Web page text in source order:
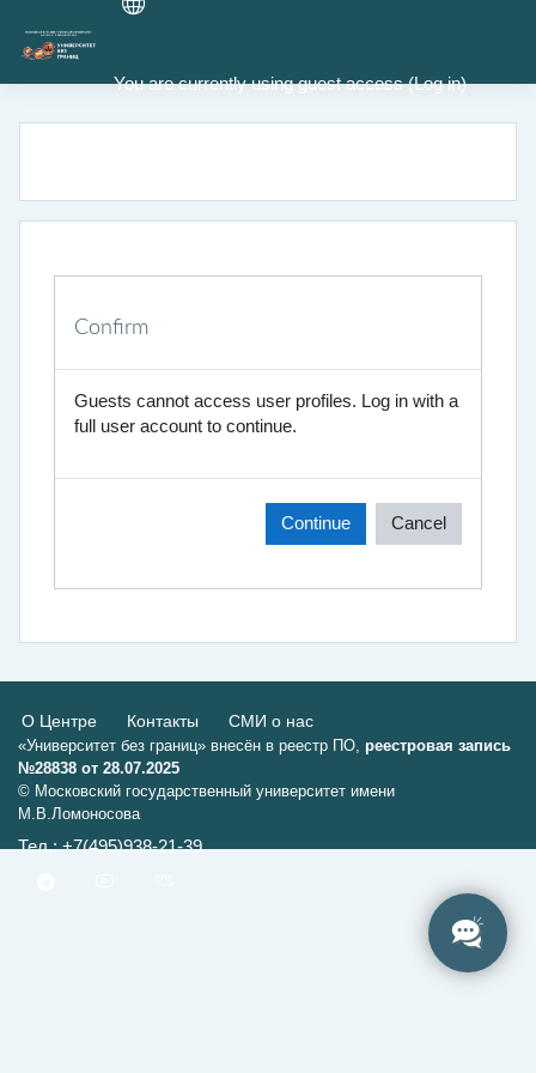
You are currently using guest access (Log in)
Skip to main content
Confirm
Guests cannot access user profiles. Log in with a
full user account to continue.
Continue Cancel
О Центре Контакты СМИ о нас
«Университет без границ» внесён в реестр ПО, реестровая запись
№28838 от 28.07.2025
© Московский государственный университет имени
М.В.Ломоносова
Тел.: +7(495)938-21-39